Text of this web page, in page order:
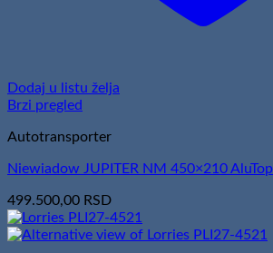
Dodaj u listu želja
Brzi pregled
Autotransporter
Niewiadow JUPITER NM 450×210 AluTop
499.500,00 RSD